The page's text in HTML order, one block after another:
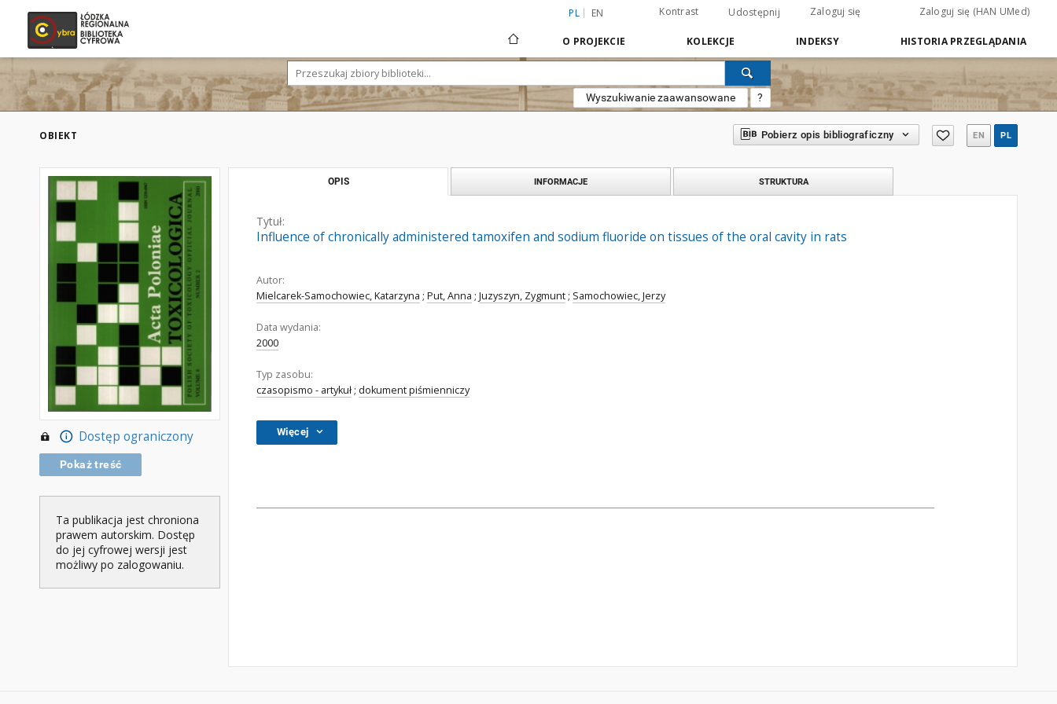
PL EN Kontrast Udostępnij Zaloguj się Zaloguj się (HAN UMed)
O PROJEKCIE KOLEKCJE INDEKSY HISTORIA PRZEGLĄDANIA
Wyszukiwanie zaawansowane ?
OBIEKT Pobierz opis bibliograficzny EN PL
Dostęp ograniczony
Pokaż treść
Ta publikacja jest chroniona
prawem autorskim. Dostęp
do jej cyfrowej wersji jest
możliwy po zalogowaniu.
OPIS INFORMACJE STRUKTURA
Tytuł:
Influence of chronically administered tamoxifen and sodium fluoride on tissues of the oral cavity in rats
Autor:
Mielcarek-Samochowiec, Katarzyna ; Put, Anna ; Juzyszyn, Zygmunt ; Samochowiec, Jerzy
Data wydania:
2000
Typ zasobu:
czasopismo - artykuł ; dokument piśmienniczy
Więcej